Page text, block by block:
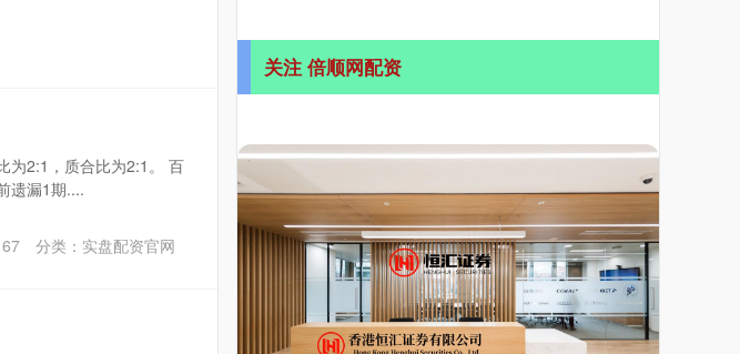
为2:1，质合比为2:1。 百
遗漏1期....
67 分类： 实盘配资官网
关注 倍顺网配资